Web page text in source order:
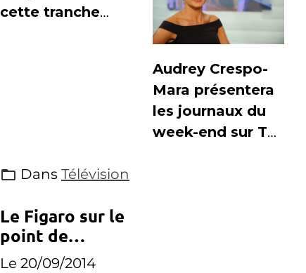
cette tranche
Audrey Crespo-
Mara présentera
les journaux du
week-end sur TF1
Dans Télévision
Le Figaro sur le
point de
racheter LCI ?
Le 20/09/2014